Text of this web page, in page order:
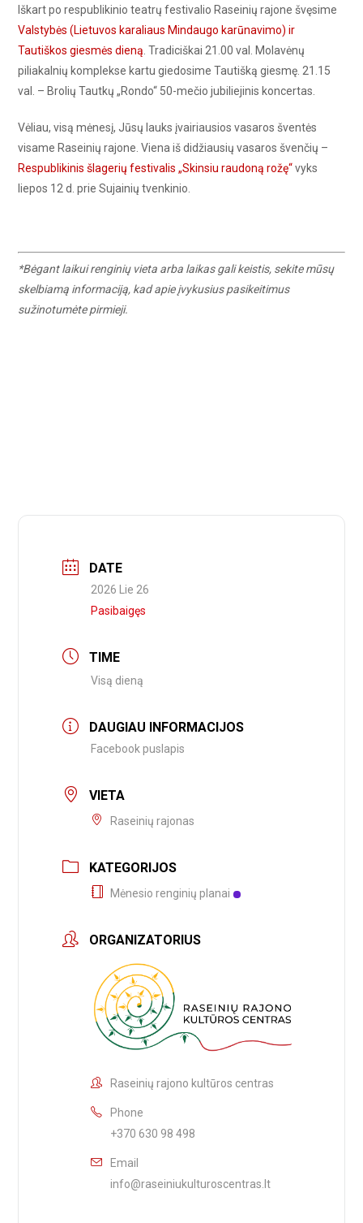
Iškart po respublikinio teatrų festivalio Raseinių rajone švęsime
Valstybės (Lietuvos karaliaus Mindaugo karūnavimo) ir
Tautiškos giesmės dieną . Tradiciškai 21.00 val. Molavėnų
piliakalnių komplekse kartu giedosime Tautišką giesmę. 21.15
val. – Brolių Tautkų „Rondo“ 50-mečio jubiliejinis koncertas.
Vėliau, visą mėnesį, Jūsų lauks įvairiausios vasaros šventės
visame Raseinių rajone. Viena iš didžiausių vasaros švenčių –
Respublikinis šlagerių festivalis „Skinsiu raudoną rožę“vyks
liepos 12 d. prie Sujainių tvenkinio.
*Bėgant laikui renginių vieta arba laikas gali keistis, sekite mūsų
skelbiamą informaciją, kad apie įvykusius pasikeitimus
sužinotumėte pirmieji.
DATE
2026 Lie 26
Pasibaigęs
TIME
Visą dieną
DAUGIAU INFORMACIJOS
Facebook puslapis
VIETA
Raseinių rajonas
KATEGORIJOS
Mėnesio renginių planai
ORGANIZATORIUS
Raseinių rajono kultūros centras
Phone
+370 630 98 498
Email
info@raseiniukulturoscentras.lt